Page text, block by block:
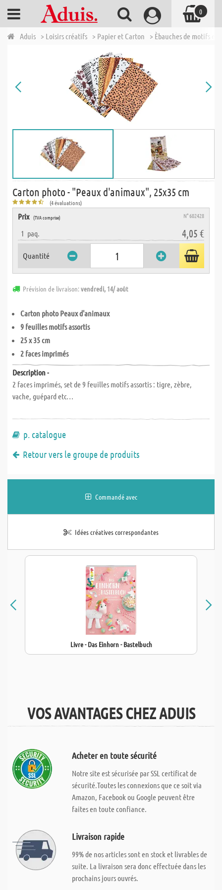
Aduis > Loisirs créatifs > Papier et Carton > Èbauches de motifs et
Carton photo - "Peaux d'animaux", 25x35 cm
(4 évaluations)
Prix (TVA comprise) N° 602428
1 paq. 4,05 €
Quantité
Prévision de livraison:vendredi, 14/ août
Carton photo Peaux d'animaux
9 feuilles motifs assortis
25 x 35 cm
2 faces imprimés
Description -
2 faces imprimés, set de 9 feuilles motifs assortis : tigre, zèbre,
vache, guépard etc…
p. catalogue
Retour vers le groupe de produits
Commandé avec
Idées créatives correspondantes
Livre - Das Einhorn - Bastelbuch
VOS AVANTAGES CHEZ ADUIS
Acheter en toute sécurité
Notre site est sécurisée par SSL certificat de
sécurité.Toutes les connexions que ce soit via
Amazon, Facebook ou Google peuvent être
faites en toute confiance.
Livraison rapide
99% de nos articles sont en stock et livrables de
suite. La livraison sera donc effectuée dans les
prochains jours ouvrés.
0